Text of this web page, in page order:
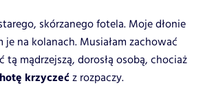
skórzanego fotela. Moje dłonie
je na kolanach. Musiałam zachować
tą mądrzejszą, dorosłą osobą, chociaż
krzyczećz rozpaczy.